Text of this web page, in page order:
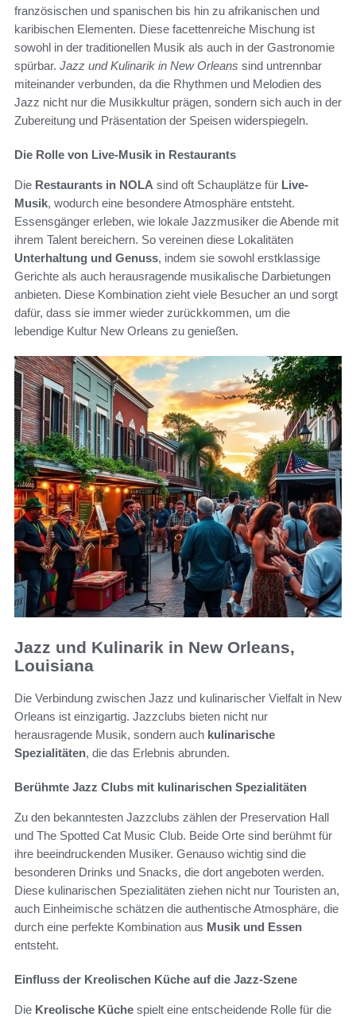
französischen und spanischen bis hin zu afrikanischen und
karibischen Elementen. Diese facettenreiche Mischung ist
sowohl in der traditionellen Musik als auch in der Gastronomie
spürbar. Jazz und Kulinarik in New Orleans sind untrennbar
miteinander verbunden, da die Rhythmen und Melodien des
Jazz nicht nur die Musikkultur prägen, sondern sich auch in der
Zubereitung und Präsentation der Speisen widerspiegeln.
Die Rolle von Live-Musik in Restaurants
Die Restaurants in NOLA sind oft Schauplätze für Live-
Musik, wodurch eine besondere Atmosphäre entsteht.
Essensgänger erleben, wie lokale Jazzmusiker die Abende mit
ihrem Talent bereichern. So vereinen diese Lokalitäten
Unterhaltung und Genuss, indem sie sowohl erstklassige
Gerichte als auch herausragende musikalische Darbietungen
anbieten. Diese Kombination zieht viele Besucher an und sorgt
dafür, dass sie immer wieder zurückkommen, um die
lebendige Kultur New Orleans zu genießen.
Jazz und Kulinarik in New Orleans,
Louisiana
Die Verbindung zwischen Jazz und kulinarischer Vielfalt in New
Orleans ist einzigartig. Jazzclubs bieten nicht nur
herausragende Musik, sondern auch kulinarische
Spezialitäten, die das Erlebnis abrunden.
Berühmte Jazz Clubs mit kulinarischen Spezialitäten
Zu den bekanntesten Jazzclubs zählen der Preservation Hall
und The Spotted Cat Music Club. Beide Orte sind berühmt für
ihre beeindruckenden Musiker. Genauso wichtig sind die
besonderen Drinks und Snacks, die dort angeboten werden.
Diese kulinarischen Spezialitäten ziehen nicht nur Touristen an,
auch Einheimische schätzen die authentische Atmosphäre, die
durch eine perfekte Kombination aus Musik und Essen
entsteht.
Einfluss der Kreolischen Küche auf die Jazz-Szene
Die Kreolische Küche spielt eine entscheidende Rolle für die